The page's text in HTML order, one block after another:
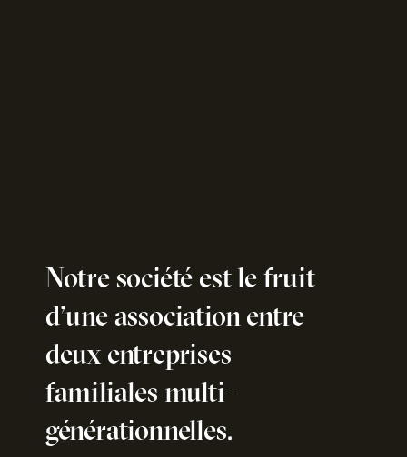
Notre société est le fruit
d’une association entre
deux entreprises
familiales multi-
générationnelles.